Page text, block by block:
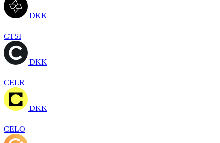
DKK
CTSI
DKK
CELR
DKK
CELO